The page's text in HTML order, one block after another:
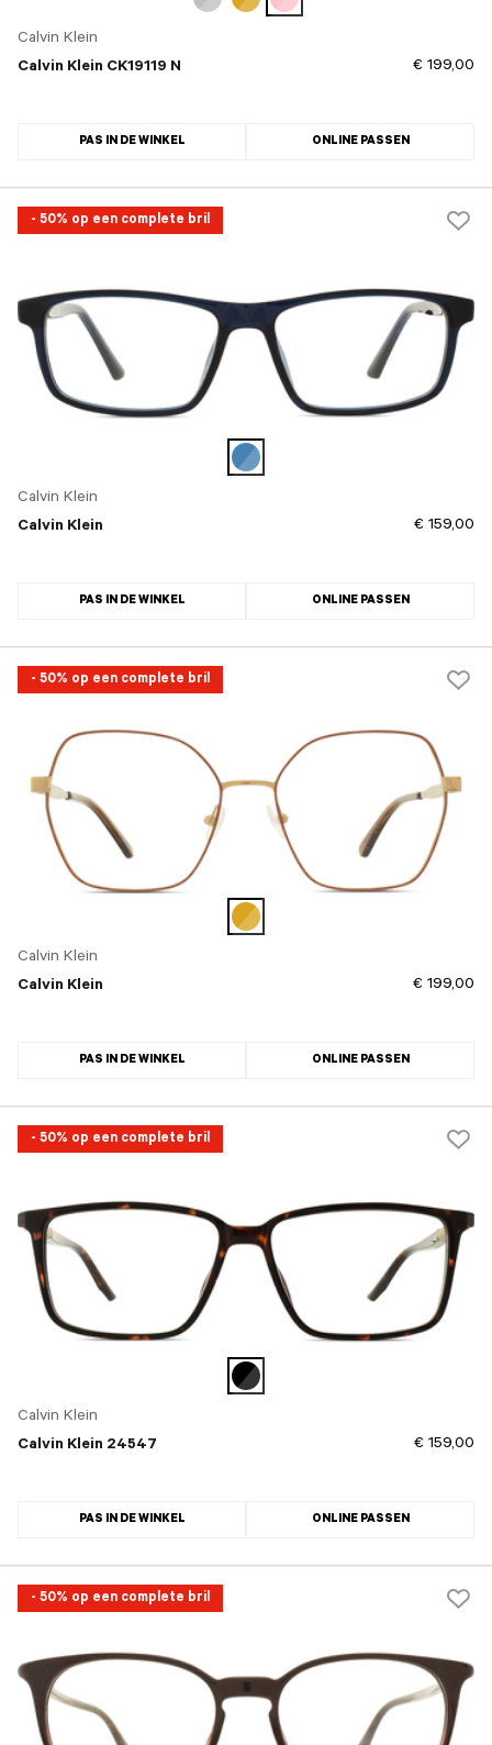
Calvin Klein
Calvin Klein CK19119 N
€ 199,00
PAS IN DE WINKEL ONLINE PASSEN
- 50% op een complete bril
Calvin Klein
Calvin Klein
€ 159,00
PAS IN DE WINKEL ONLINE PASSEN
- 50% op een complete bril
Calvin Klein
Calvin Klein
€ 199,00
PAS IN DE WINKEL ONLINE PASSEN
- 50% op een complete bril
Calvin Klein
Calvin Klein 24547
€ 159,00
PAS IN DE WINKEL ONLINE PASSEN
- 50% op een complete bril